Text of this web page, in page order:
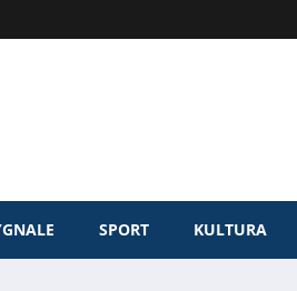
SPORT KULTURA